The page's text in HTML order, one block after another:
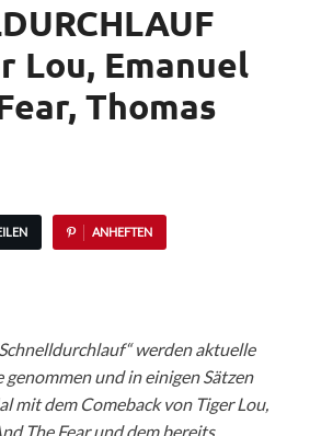
Lou, Emanuel
Thomas
ANHEFTEN
werden aktuelle
und in einigen Sätzen
mit dem Comeback von Tiger Lou,
The Fear und dem bereits